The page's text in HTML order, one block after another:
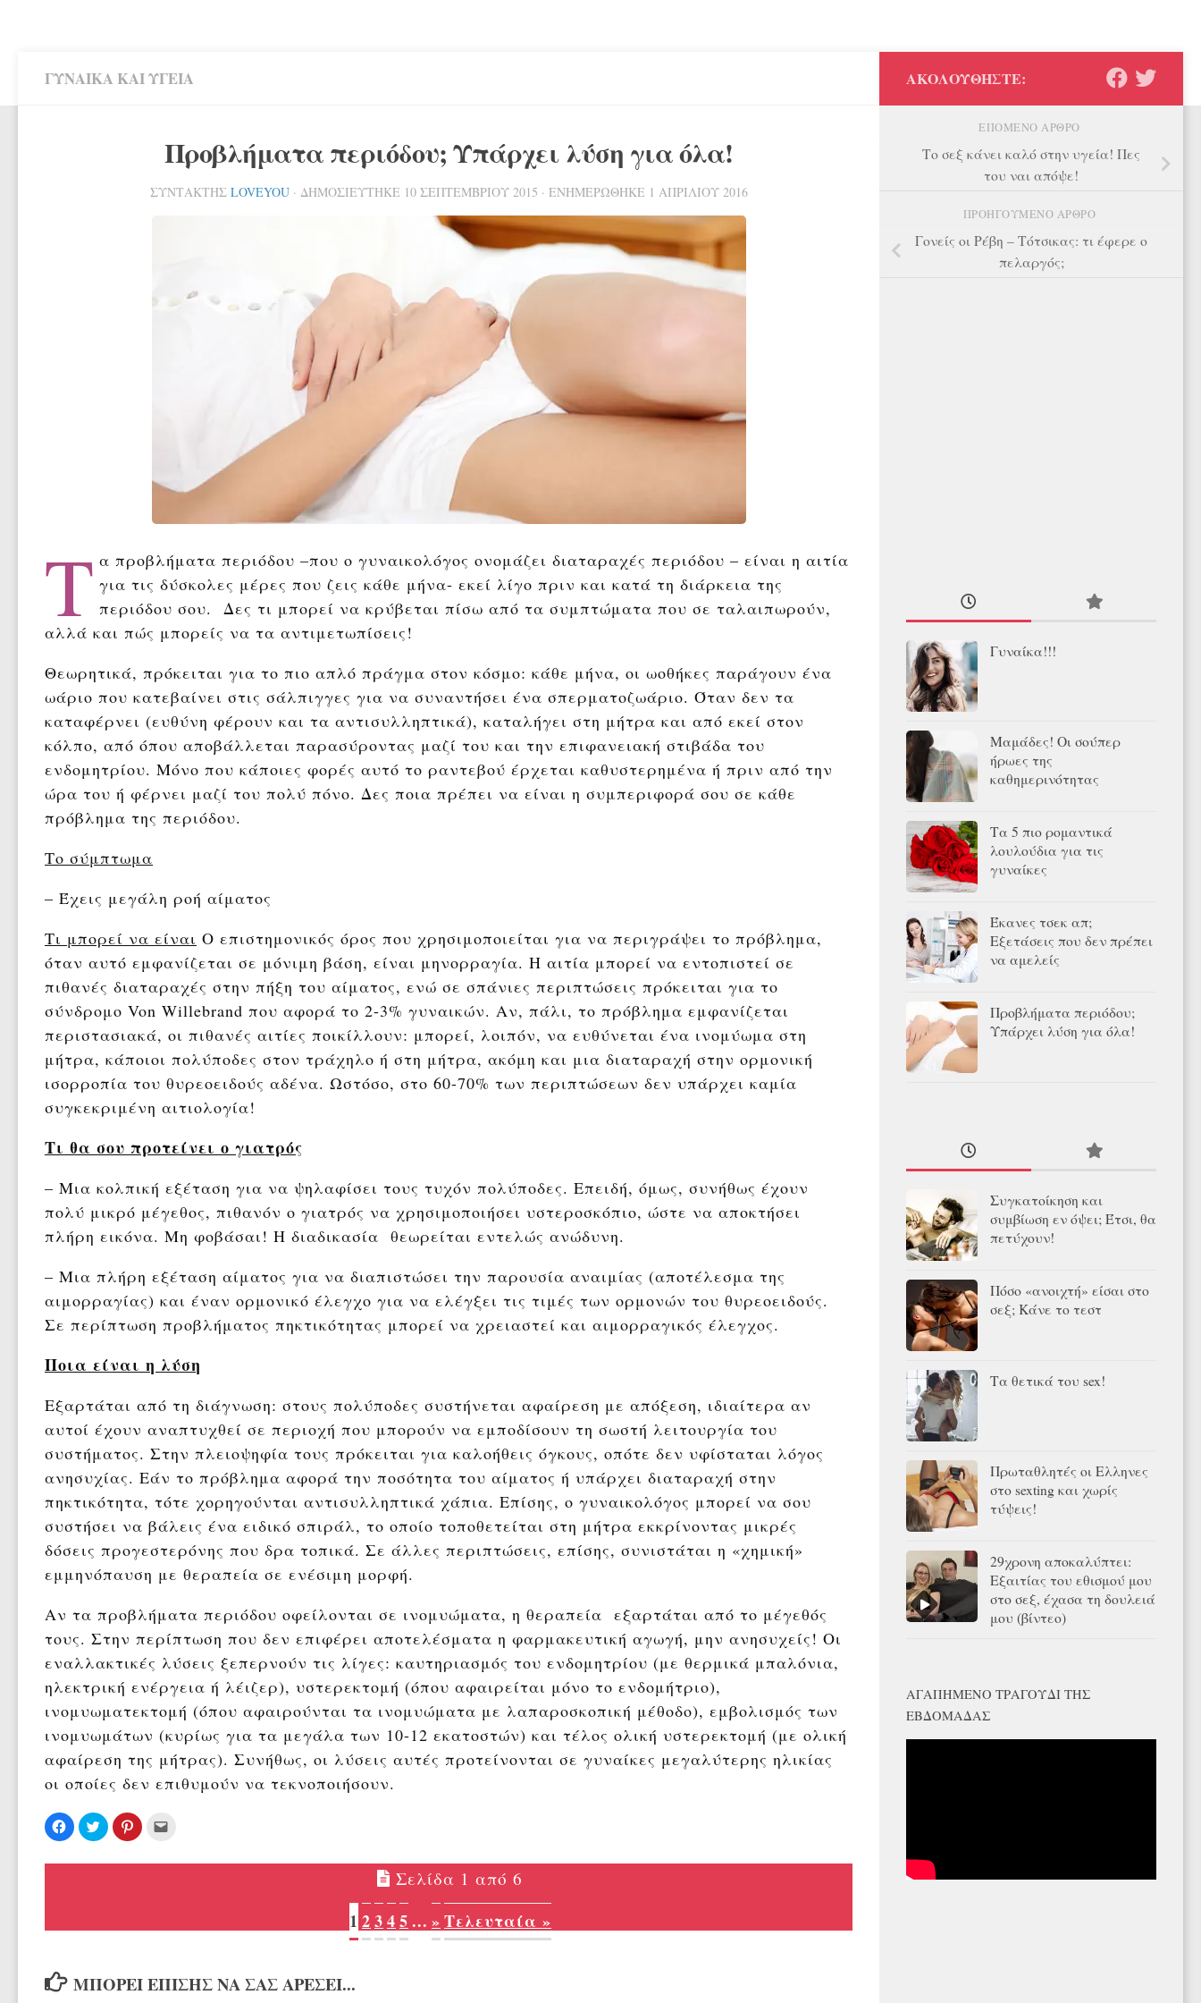
ΓΥΝΑΊΚΑ ΚΑΙ ΥΓΕΊΑ
Προβλήματα περιόδου; Υπάρχει λύση για όλα!
ΣΥΝΤΆΚΤΗΣ LOVEYOU · ΔΗΜΟΣΙΕΎΤΗΚΕ 10 ΣΕΠΤΕΜΒΡΊΟΥ 2015 · ΕΝΗΜΕΡΏΘΗΚΕ 1 ΑΠΡΙΛΊΟΥ 2016
Τ α προβλήματα περιόδου –που ο γυναικολόγος ονομάζει διαταραχές περιόδου – είναι η αιτία
για τις δύσκολες μέρες που ζεις κάθε μήνα- εκεί λίγο πριν και κατά τη διάρκεια της
περιόδου σου. Δες τι μπορεί να κρύβεται πίσω από τα συμπτώματα που σε ταλαιπωρούν,
αλλά και πώς μπορείς να τα αντιμετωπίσεις!
Θεωρητικά, πρόκειται για το πιο απλό πράγμα στον κόσμο: κάθε μήνα, οι ωοθήκες παράγουν ένα
ωάριο που κατεβαίνει στις σάλπιγγες για να συναντήσει ένα σπερματοζωάριο. Όταν δεν τα
καταφέρνει (ευθύνη φέρουν και τα αντισυλληπτικά), καταλήγει στη μήτρα και από εκεί στον
κόλπο, από όπου αποβάλλεται παρασύροντας μαζί του και την επιφανειακή στιβάδα του
ενδομητρίου. Μόνο που κάποιες φορές αυτό το ραντεβού έρχεται καθυστερημένα ή πριν από την
ώρα του ή φέρνει μαζί του πολύ πόνο. Δες ποια πρέπει να είναι η συμπεριφορά σου σε κάθε
πρόβλημα της περιόδου.
Το σύμπτωμα
– Έχεις μεγάλη ροή αίματος
Τι μπορεί να είναι Ο επιστημονικός όρος που χρησιμοποιείται για να περιγράψει το πρόβλημα,
όταν αυτό εμφανίζεται σε μόνιμη βάση, είναι μηνορραγία. Η αιτία μπορεί να εντοπιστεί σε
πιθανές διαταραχές στην πήξη του αίματος, ενώ σε σπάνιες περιπτώσεις πρόκειται για το
σύνδρομο Von Willebrand που αφορά το 2-3% γυναικών. Αν, πάλι, το πρόβλημα εμφανίζεται
περιστασιακά, οι πιθανές αιτίες ποικίλλουν: μπορεί, λοιπόν, να ευθύνεται ένα ινομύωμα στη
μήτρα, κάποιοι πολύποδες στον τράχηλο ή στη μήτρα, ακόμη και μια διαταραχή στην ορμονική
ισορροπία του θυρεοειδούς αδένα. Ωστόσο, στο 60-70% των περιπτώσεων δεν υπάρχει καμία
συγκεκριμένη αιτιολογία!
Τι θα σου προτείνει ο γιατρός
– Μια κολπική εξέταση για να ψηλαφίσει τους τυχόν πολύποδες. Επειδή, όμως, συνήθως έχουν
πολύ μικρό μέγεθος, πιθανόν ο γιατρός να χρησιμοποιήσει υστεροσκόπιο, ώστε να αποκτήσει
πλήρη εικόνα. Μη φοβάσαι! Η διαδικασία θεωρείται εντελώς ανώδυνη.
– Μια πλήρη εξέταση αίματος για να διαπιστώσει την παρουσία αναιμίας (αποτέλεσμα της
αιμορραγίας) και έναν ορμονικό έλεγχο για να ελέγξει τις τιμές των ορμονών του θυρεοειδούς.
Σε περίπτωση προβλήματος πηκτικότητας μπορεί να χρειαστεί και αιμορραγικός έλεγχος.
Ποια είναι η λύση
Εξαρτάται από τη διάγνωση: στους πολύποδες συστήνεται αφαίρεση με απόξεση, ιδιαίτερα αν
αυτοί έχουν αναπτυχθεί σε περιοχή που μπορούν να εμποδίσουν τη σωστή λειτουργία του
συστήματος. Στην πλειοψηφία τους πρόκειται για καλοήθεις όγκους, οπότε δεν υφίσταται λόγος
ανησυχίας. Εάν το πρόβλημα αφορά την ποσότητα του αίματος ή υπάρχει διαταραχή στην
πηκτικότητα, τότε χορηγούνται αντισυλληπτικά χάπια. Επίσης, ο γυναικολόγος μπορεί να σου
συστήσει να βάλεις ένα ειδικό σπιράλ, το οποίο τοποθετείται στη μήτρα εκκρίνοντας μικρές
δόσεις προγεστερόνης που δρα τοπικά. Σε άλλες περιπτώσεις, επίσης, συνιστάται η «χημική»
εμμηνόπαυση με θεραπεία σε ενέσιμη μορφή.
Αν τα προβλήματα περιόδου οφείλονται σε ινομυώματα, η θεραπεία εξαρτάται από το μέγεθός
τους. Στην περίπτωση που δεν επιφέρει αποτελέσματα η φαρμακευτική αγωγή, μην ανησυχείς! Οι
εναλλακτικές λύσεις ξεπερνούν τις λίγες: καυτηριασμός του ενδομητρίου (με θερμικά μπαλόνια,
ηλεκτρική ενέργεια ή λέιζερ), υστερεκτομή (όπου αφαιρείται μόνο το ενδομήτριο),
ινομυωματεκτομή (όπου αφαιρούνται τα ινομυώματα με λαπαροσκοπική μέθοδο), εμβολισμός των
ινομυωμάτων (κυρίως για τα μεγάλα των 10-12 εκατοστών) και τέλος ολική υστερεκτομή (με ολική
αφαίρεση της μήτρας). Συνήθως, οι λύσεις αυτές προτείνονται σε γυναίκες μεγαλύτερης ηλικίας
οι οποίες δεν επιθυμούν να τεκνοποιήσουν.
Πατήστε
για
κοινοποίηση
Facebook(Ανοίγει
Κλικ
για
κοινοποίηση
Twitter(Ανοίγει
Κλικ
για
Pinterest(Ανοίγει
email(Ανοίγει
Σελίδα 1 από 6
1 2345... »Τελευταία »
ΜΠΟΡΕΊ ΕΠΊΣΗΣ ΝΑ ΣΑΣ ΑΡΈΣΕΙ...
ΑΚΟΛΟΥΘΉΣΤΕ:
ΕΠΌΜΕΝΟ ΆΡΘΡΟ
Το σεξ κάνει καλό στην υγεία! Πες
του ναι απόψε!
ΠΡΟΗΓΟΎΜΕΝΟ ΆΡΘΡΟ
Γονείς οι Ρέβη – Τότσικας: τι έφερε ο
πελαργός;
Γυναίκα!!!
Μαμάδες! Οι σούπερ
ήρωες της
καθημερινότητας
Τα 5 πιο ρομαντικά
λουλούδια για τις
γυναίκες
Έκανες τσεκ απ;
Εξετάσεις που δεν πρέπει
να αμελείς
Προβλήματα περιόδου;
Υπάρχει λύση για όλα!
Συγκατοίκηση και
συμβίωση εν όψει; Έτσι, θα
πετύχουν!
Πόσο «ανοιχτή» είσαι στο
σεξ; Κάνε το τεστ
Τα θετικά του sex!
Πρωταθλητές οι Ελληνες
στο sexting και χωρίς
τύψεις!
29χρονη αποκαλύπτει:
Εξαιτίας του εθισμού μου
στο σεξ, έχασα τη δουλειά
μου (βίντεο)
ΑΓΑΠΗΜΈΝΟ ΤΡΑΓΟΎΔΙ ΤΗΣ
ΕΒΔΟΜΆΔΑΣ